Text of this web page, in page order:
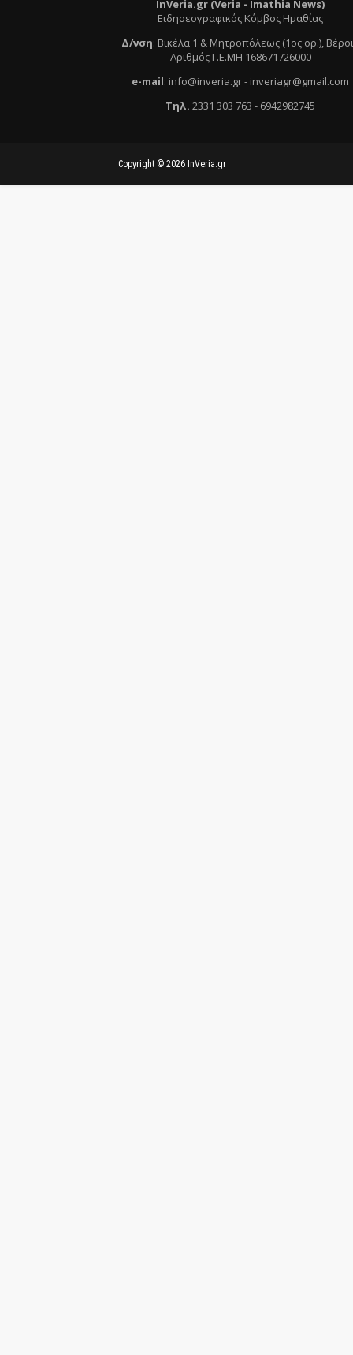
InVeria.gr (Veria - Ιmathia News)
Ειδησεογραφικός Κόμβος Ημαθίας
Δ/νση: Βικέλα 1 & Μητροπόλεως (1ος ορ.),
Αριθμός Γ.Ε.ΜΗ 168671726000
e-mail: info@inveria.gr- inveriagr@gmail.com
Τηλ. 2331 303 763 - 6942982745
Copyright © 2026 InVeria.gr